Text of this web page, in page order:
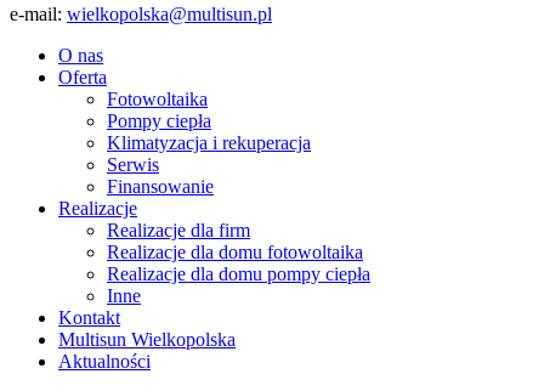
e-mail: wielkopolska@multisun.pl
O nas
Oferta
Fotowoltaika
Pompy ciepła
Klimatyzacja i rekuperacja
Serwis
Finansowanie
Realizacje
Realizacje dla firm
Realizacje dla domu fotowoltaika
Realizacje dla domu pompy ciepła
Inne
Kontakt
Multisun Wielkopolska
Aktualności